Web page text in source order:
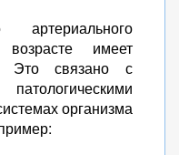
имеет
Это связано с
организма